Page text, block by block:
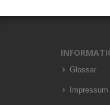
Glossar
Impressum